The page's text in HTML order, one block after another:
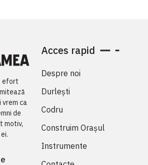
efort
ca
de
motiv,
Acces rapid
Despre noi
Durlești
Codru
Construim Orașul
Instrumente